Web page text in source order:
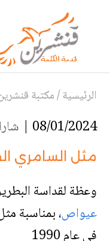
الرئيسية/مكتبة
08/01/2024 |
مثل السامري
وعظة لقداسة
عيواص، بمناسبة
في عام 1990